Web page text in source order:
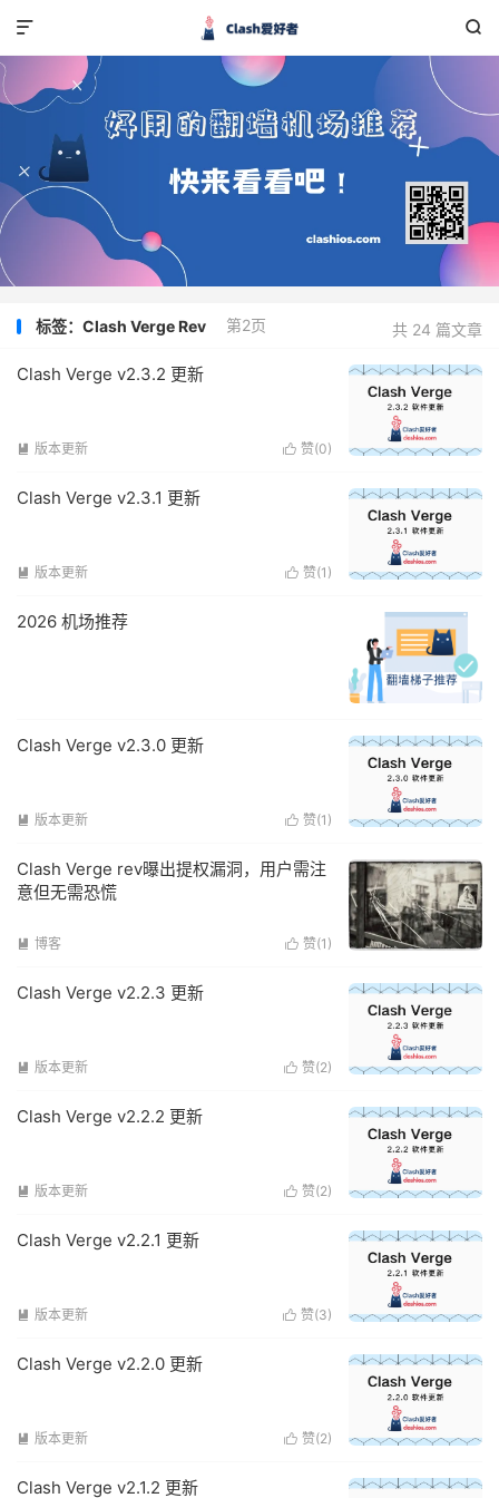


共 24 篇文章
标签：Clash Verge Rev 第2页
Clash Verge v2.3.2 更新
 赞(0)
 版本更新
Clash Verge v2.3.1 更新
 赞(1 )
 版本更新
2026 机场推荐
Clash Verge v2.3.0 更新
 赞(1 )
 版本更新
Clash Verge rev曝出提权漏洞，用户需注
意但无需恐慌
 赞(1 )
 博客
Clash Verge v2.2.3 更新
 赞(2)
 版本更新
Clash Verge v2.2.2 更新
 赞(2)
 版本更新
Clash Verge v2.2.1 更新
 赞(3)
 版本更新
Clash Verge v2.2.0 更新
 赞(2)
 版本更新
Clash Verge v2.1.2 更新